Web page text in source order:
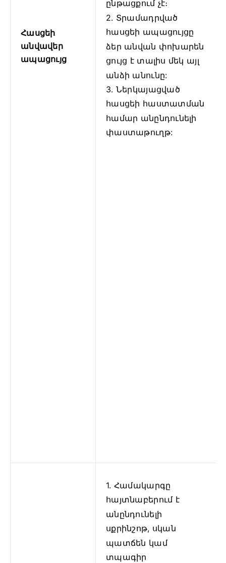
Հասցեի
անվավեր
ապացույց
ընթացքում չէ։
2. Տրամադրված
հասցեի ապացույցը
ձեր անվան փոխարեն
ցույց է տալիս մեկ այլ
անձի անունը:
3. Ներկայացված
հասցեի հաստատման
համար անընդունելի
փաստաթուղթ:
1. Համակարգը
հայտնաբերում է
անընդունելի
սքրինշոթ, սկան
պատճեն կամ
տպագիր